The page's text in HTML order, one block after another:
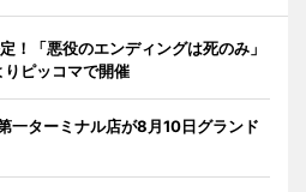
！「悪役のエンディングは死のみ」
ピッコマで開催
一ターミナル店が8月10日グランド